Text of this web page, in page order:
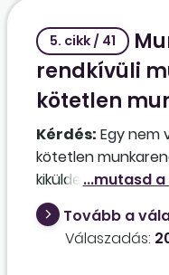
5. cikk / 41
rendkívüli
kötetlen
Kérdés: Egy nem
kötetlen
kiküldetés
kiküldetés során
munkát végeznie.
jogosult a
Tovább a
Válaszadás: